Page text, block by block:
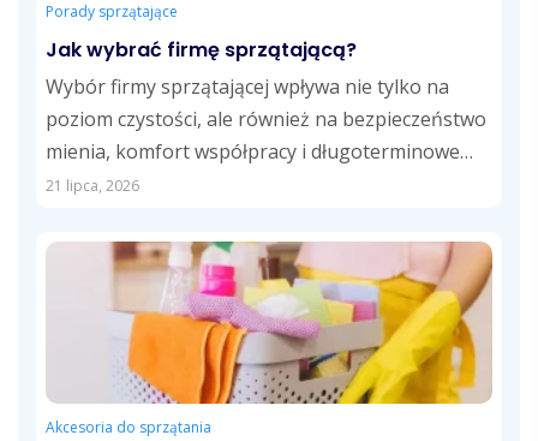
Porady sprzątające
Jak wybrać firmę sprzątającą?
Wybór firmy sprzątającej wpływa nie tylko na
poziom czystości, ale również na bezpieczeństwo
mienia, komfort współpracy i długoterminowe
koszty usług....
21 lipca, 2026
Akcesoria do sprzątania